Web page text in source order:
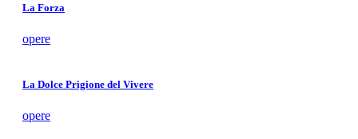
La Forza
opere
La Dolce Prigione del Vivere
opere